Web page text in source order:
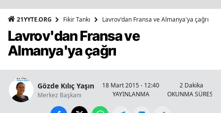
21YYTE.ORG Fikir Tankı Lavrov'dan Fransa ve Almanya'ya çağrı
Lavrov'dan Fransa ve
Almanya'ya çağrı
Gözde Kılıç Yaşın
Merkez Başkanı
18 Mart 2015 - 12:40
YAYINLANMA
2 Dakika
OKUNMA SÜRESİ